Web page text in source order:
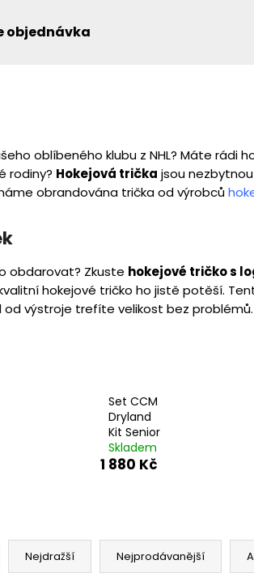
objednávka
oblíbeného klubu z NHL? Máte rádi
rodiny? Hokejová trička jsou
obrandována trička od výrobců
obdarovat? Zkuste hokejové tričko s
hokejové tričko ho jistě potěší.
od výstroje trefíte velikost bez
Set CCM
Dryland
Kit Senior
Skladem
1 880 Kč
Nejdražší Nejprodávanější